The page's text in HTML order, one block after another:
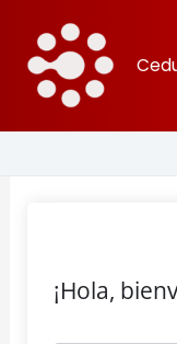
contenido
¡Hola,